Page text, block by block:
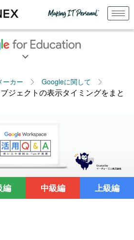
ーカー
Googleに関して
ジェクトの表示タイミングをまと
編 中級編 上級編